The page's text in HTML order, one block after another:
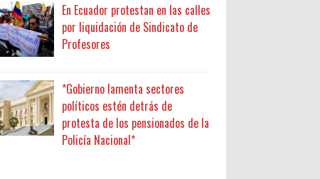
En Ecuador protestan en las calles
por liquidación de Sindicato de
Profesores
*Gobierno lamenta sectores
políticos estén detrás de
protesta de los pensionados de la
Policía Nacional*